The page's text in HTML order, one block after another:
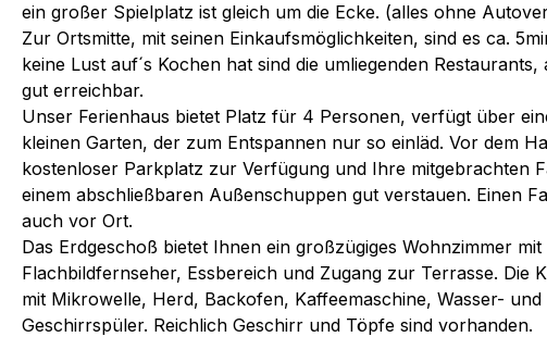
ein großer Spielplatz ist gleich um die Ecke. (alles ohne
Zur Ortsmitte, mit seinen Einkaufsmöglichkeiten, sind es ca.
keine Lust auf´s Kochen hat sind die umliegenden
gut erreichbar.
Unser Ferienhaus bietet Platz für 4 Personen, verfügt über
kleinen Garten, der zum Entspannen nur so einläd. Vor dem
kostenloser Parkplatz zur Verfügung und Ihre mitgebrachten
einem abschließbaren Außenschuppen gut verstauen. Einen
auch vor Ort.
Das Erdgeschoß bietet Ihnen ein großzügiges Wohnzimmer
Flachbildfernseher, Essbereich und Zugang zur Terrasse. Die
mit Mikrowelle, Herd, Backofen, Kaffeemaschine, Wasser-
Geschirrspüler. Reichlich Geschirr und Töpfe sind vorhanden.